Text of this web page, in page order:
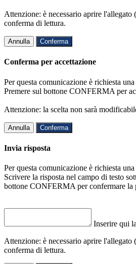
Attenzione: è necessario aprire l'allegato
conferma di lettura.
Annulla Conferma
Conferma per accettazione
Per questa comunicazione è richiesta
Premere sul bottone CONFERMA per
Attenzione: la scelta non sarà
Annulla Conferma
Invia risposta
Per questa comunicazione è richiesta una
Scrivere la risposta nel campo di testo
bottone CONFERMA per confermare la
Inserire qui
Attenzione: è necessario aprire l'allegato
conferma di lettura.